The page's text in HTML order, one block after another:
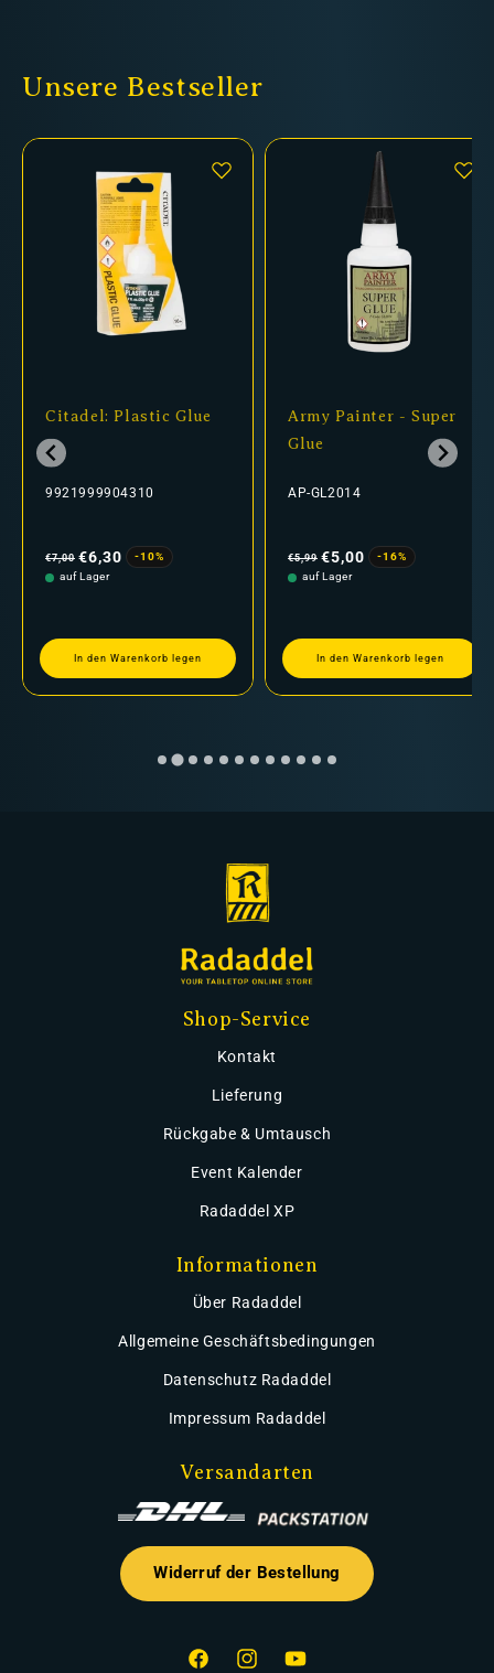
Unsere Bestseller
Citadel: Plastic Glue
9921999904310
Preis
€7,00 €6,30
-10%
auf Lager
In den Warenkorb legen
Army Painter - Super
Glue
AP-GL2014
Preis
€5,99 €5,00
-16%
auf Lager
In den Warenkorb legen
Shop-Service
Kontakt
Lieferung
Rückgabe & Umtausch
Event Kalender
Radaddel XP
Informationen
Über Radaddel
Allgemeine Geschäftsbedingungen
Datenschutz Radaddel
Impressum Radaddel
Versandarten
Widerruf der Bestellung